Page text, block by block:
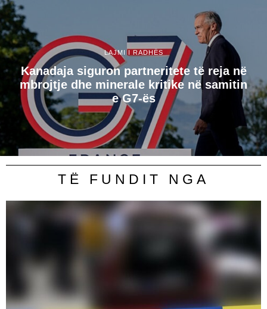
LAJMI I RADHËS
Kanadaja siguron partneritete të reja në
mbrojtje dhe minerale kritike në samitin
e G7-ës
TË FUNDIT NGA